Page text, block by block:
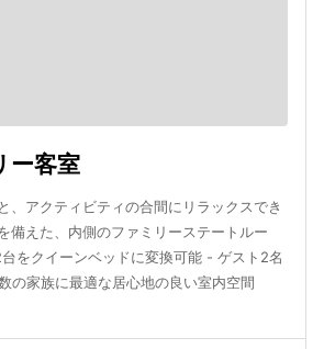
ー客室
、アクティビティの合間にリラックスでき
備えた、内側のファミリーステートルー
をクイーンベッドに変換可能 - ゲスト2名
の家族に最適な居心地の良い室内空間